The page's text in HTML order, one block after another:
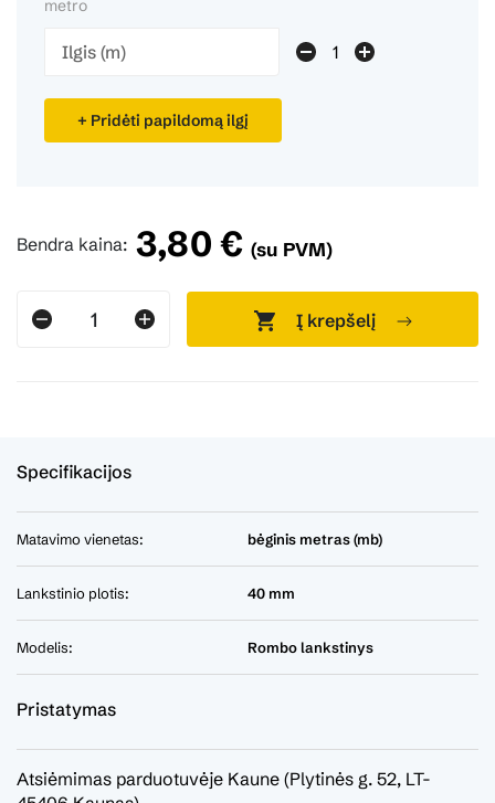
metro
+ Pridėti papildomą ilgį
Bendra kaina: 3,80 € (su PVM)
Į krepšelį
Specifikacijos
Matavimo vienetas: bėginis metras (mb)
Lankstinio plotis: 40 mm
Modelis: Rombo lankstinys
Pristatymas
Atsiėmimas parduotuvėje Kaune (Plytinės g. 52, LT-